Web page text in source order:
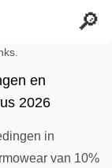
en
2026
in
van 10%